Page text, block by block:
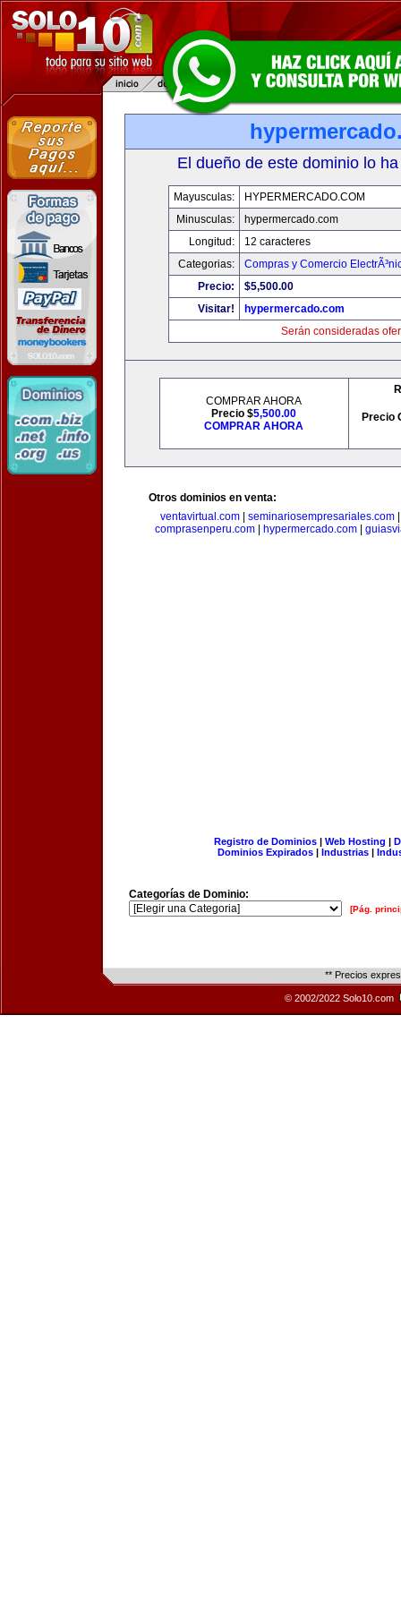
El dueño de este dominio lo
Mayusculas:
HYPERMERCADO.COM
Minusculas:
hypermercado.com
Longitud:
12 caracteres
Categorias:
Compras y Comercio
Precio:
$5,500.00
Visitar!
hypermercado.com
Serán consideradas
COMPRAR AHORA
Precio $5,500.00
COMPRAR AHORA
Precio
Otros dominios en venta:
ventavirtual.com
seminariosempresariales.com
comprasenperu.com
hypermercado.com
Registro de Dominios| Web Hosting |
Dominios Expirados | Industrias |
Categorías de Dominio:
[Pág.
** Precios
© 2002/2022 Solo10.com